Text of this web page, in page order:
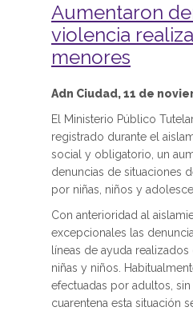
Aumentaron
violencia
menores
Adn Ciudad, 11 de
El Ministerio Público
registrado durante el
social y obligatorio, un
denuncias de situaciones
por niñas, niños y
Con anterioridad al
excepcionales las
líneas de ayuda
niñas y niños.
efectuadas por adultos,
cuarentena esta situación